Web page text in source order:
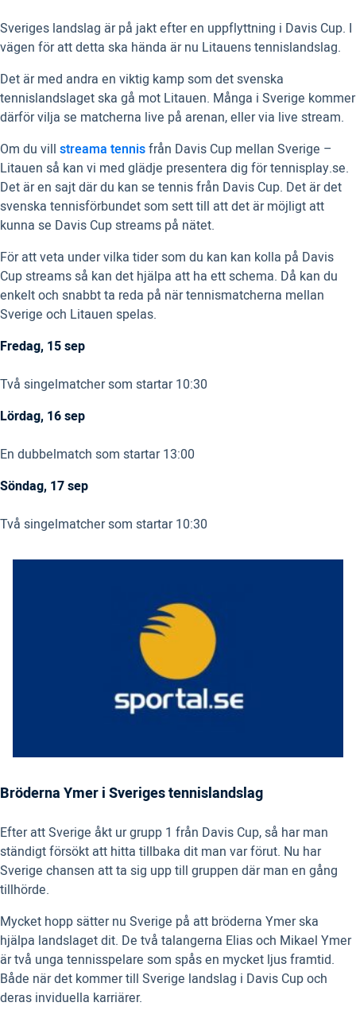
Sveriges landslag är på jakt efter en uppflyttning i Davis Cup. I
vägen för att detta ska hända är nu Litauens tennislandslag.
Det är med andra en viktig kamp som det svenska
tennislandslaget ska gå mot Litauen. Många i Sverige kommer
därför vilja se matcherna live på arenan, eller via live stream.
Om du vill streama tennisfrån Davis Cup mellan Sverige –
Litauen så kan vi med glädje presentera dig för tennisplay.se.
Det är en sajt där du kan se tennis från Davis Cup. Det är det
svenska tennisförbundet som sett till att det är möjligt att
kunna se Davis Cup streams på nätet.
För att veta under vilka tider som du kan kan kolla på Davis
Cup streams så kan det hjälpa att ha ett schema. Då kan du
enkelt och snabbt ta reda på när tennismatcherna mellan
Sverige och Litauen spelas.
Fredag, 15 sep
Två singelmatcher som startar 10:30
Lördag, 16 sep
En dubbelmatch som startar 13:00
Söndag, 17 sep
Två singelmatcher som startar 10:30
Bröderna Ymer i Sveriges tennislandslag
Efter att Sverige åkt ur grupp 1 från Davis Cup, så har man
ständigt försökt att hitta tillbaka dit man var förut. Nu har
Sverige chansen att ta sig upp till gruppen där man en gång
tillhörde.
Mycket hopp sätter nu Sverige på att bröderna Ymer ska
hjälpa landslaget dit. De två talangerna Elias och Mikael Ymer
är två unga tennisspelare som spås en mycket ljus framtid.
Både när det kommer till Sverige landslag i Davis Cup och
deras inviduella karriärer.